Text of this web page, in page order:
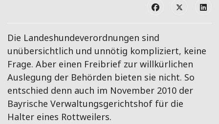
Die Landeshundeverordnungen sind
unübersichtlich und unnötig kompliziert, keine
Frage. Aber einen Freibrief zur willkürlichen
Auslegung der Behörden bieten sie nicht. So
entschied denn auch im November 2010 der
Bayrische Verwaltungsgerichtshof für die
Halter eines Rottweilers.